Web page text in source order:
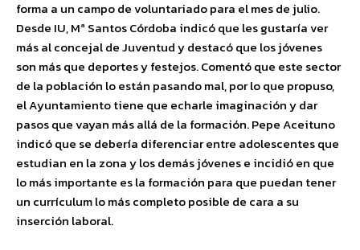
forma a un campo de voluntariado para el mes de julio.
Desde IU, Mª Santos Córdoba indicó que les gustaría ver
más al concejal de Juventud y destacó que los jóvenes
son más que deportes y festejos. Comentó que este sector
de la población lo están pasando mal, por lo que propuso,
el Ayuntamiento tiene que echarle imaginación y dar
pasos que vayan más allá de la formación. Pepe Aceituno
indicó que se debería diferenciar entre adolescentes que
estudian en la zona y los demás jóvenes e incidió en que
lo más importante es la formación para que puedan tener
un currículum lo más completo posible de cara a su
inserción laboral.